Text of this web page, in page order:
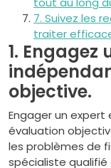
7. Suivez les
traiter
1. Engagez
objective.
Engager un
évaluation
les problèmes de
spécialiste